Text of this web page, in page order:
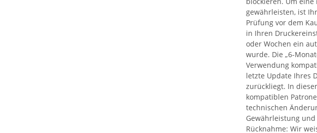
gewährleisten, ist
Prüfung vor dem
in Ihren
oder Wochen ein
wurde. Die „6-
Verwendung
letzte Update Ihres
zurückliegt. In
kompatiblen
technischen
Gewährleistung
Rücknahme: Wir